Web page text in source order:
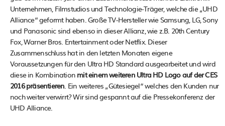
Unternehmen, Filmstudios und Technologie-Träger, welche die „UHD
Alliance“ geformt haben. Große TV-Hersteller wie Samsung, LG, Sony
und Panasonic sind ebenso in dieser Allianz, wie z.B. 20th Century
Fox, Warner Bros. Entertainment oder Netflix. Dieser
Zusammenschluss hat in den letzten Monaten eigene
Voraussetzungen für den Ultra HD Standard ausgearbeitet und wird
diese in Kombination mit einem weiteren Ultra HD Logo auf der CES
2016 präsentieren. Ein weiteres „Gütesiegel“ welches den Kunden nur
noch weiter verwirrt? Wir sind gespannt auf die Pressekonferenz der
UHD Alliance.